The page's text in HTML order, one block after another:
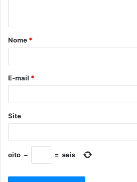
Nome *
E-mail *
Site
oito − = seis